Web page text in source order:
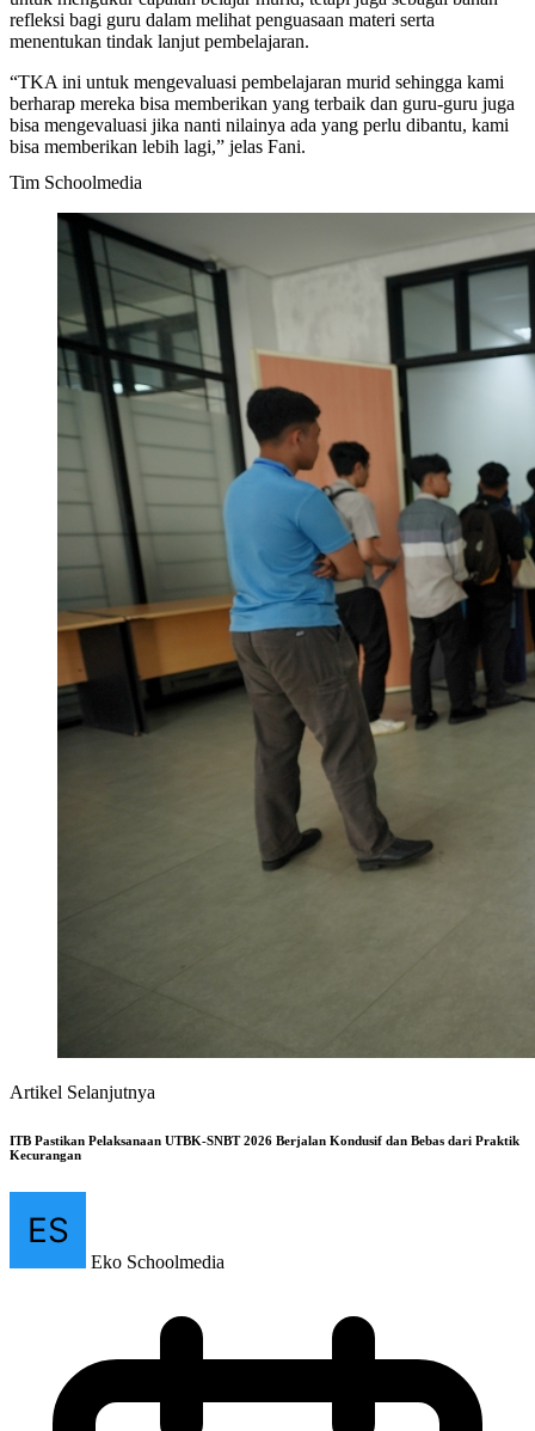
refleksi bagi guru dalam melihat penguasaan materi serta
menentukan tindak lanjut pembelajaran.
“TKA ini untuk mengevaluasi pembelajaran murid sehingga kami
berharap mereka bisa memberikan yang terbaik dan guru-guru juga
bisa mengevaluasi jika nanti nilainya ada yang perlu dibantu, kami
bisa memberikan lebih lagi,” jelas Fani.
Tim Schoolmedia
Artikel Selanjutnya
ITB Pastikan Pelaksanaan UTBK-SNBT 2026 Berjalan Kondusif dan Bebas dari Praktik
Kecurangan
Eko Schoolmedia